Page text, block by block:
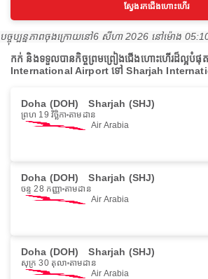
ស្វែងរកជើងហោះហើរ
បច្ចុប្បន្នភាពចុងក្រោយនៅ6 សីហា 2026 នៅ​ម៉ោង
កក់ និងទទួលបានកិច្ចព្រមព្រៀងជើងហោះហើរដ៏ល្អបំផុ
International Airport ទៅ Sharjah
Doha (DOH) Sharjah (SHJ)
ព្រហ 19 វិច្ឆិកា តាមដាន
Air Arabia
Doha (DOH) Sharjah (SHJ)
ចន្ទ 28 កញ្ញា តាមដាន
Air Arabia
Doha (DOH) Sharjah (SHJ)
សុក្រ 30 តុលា តាមដាន
Air Arabia